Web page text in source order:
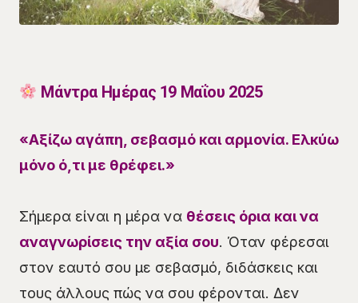
Μάντρα Ημέρας 19 Μαΐου 2025
«Αξίζω αγάπη, σεβασμό και αρμονία. Ελκύω
μόνο ό,τι με θρέφει.»
Σήμερα είναι η μέρα να θέσεις όρια και να
αναγνωρίσεις την αξία σου. Όταν φέρεσαι
στον εαυτό σου με σεβασμό, διδάσκεις και
τους άλλους πώς να σου φέρονται. Δεν